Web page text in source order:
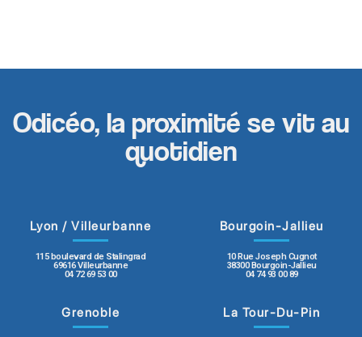
Odicéo, la proximité se vit au
quotidien
Lyon / Villeurbanne
115 boulevard de Stalingrad
69616 Villeurbanne
04 72 69 53 00
Bourgoin-Jallieu
10 Rue Joseph Cugnot
38300 Bourgoin-Jallieu
04 74 93 00 89
Grenoble La Tour-Du-Pin